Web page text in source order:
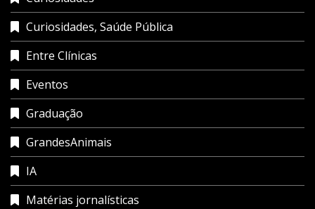
Curiosidades, Saúde Pública
Entre Clínicas
Eventos
Graduação
GrandesAnimais
IA
Matérias jornalísticas